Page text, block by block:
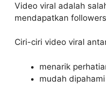
Video viral adalah
mendapatkan
Ciri-ciri video viral
menarik
mudah dipahami